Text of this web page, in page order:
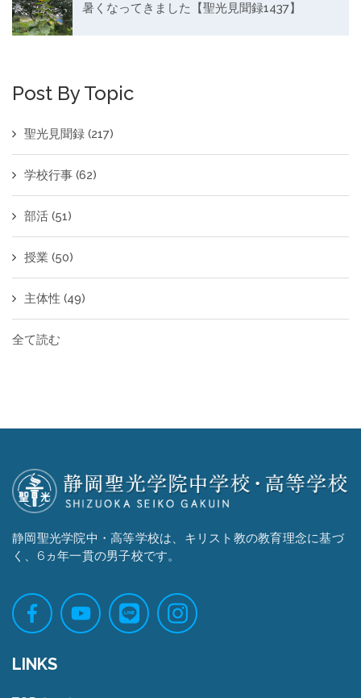
暑くなってきました【聖光見聞録1437】
Post By Topic
聖光見聞録 (217)
学校行事 (62)
部活 (51)
授業 (50)
主体性 (49)
全て読む
静岡聖光学院中・高等学校は、キリスト教の教育理念に基づ
く、6ヵ年一貫の男子校です。
LINKS